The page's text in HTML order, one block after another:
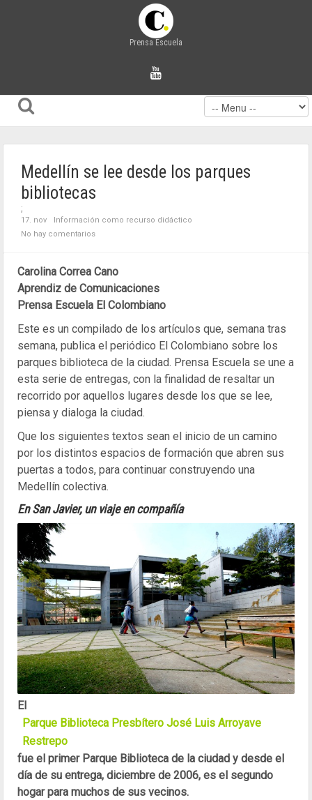
Prensa Escuela
Medellín se lee desde los parques
bibliotecas
;
17. nov
Información como recurso didáctico
No hay comentarios
Carolina Correa Cano
Aprendiz de Comunicaciones
Prensa Escuela El Colombiano
Este es un compilado de los artículos que, semana tras
semana, publica el periódico El Colombiano sobre los
parques biblioteca de la ciudad. Prensa Escuela se une a
esta serie de entregas, con la finalidad de resaltar un
recorrido por aquellos lugares desde los que se lee,
piensa y dialoga la ciudad.
Que los siguientes textos sean el inicio de un camino
por los distintos espacios de formación que abren sus
puertas a todos, para continuar construyendo una
Medellín colectiva.
En San Javier, un viaje en compañía
El
Parque Biblioteca Presbítero José Luis Arroyave
Restrepo
fue el primer Parque Biblioteca de la ciudad y desde el
día de su entrega, diciembre de 2006, es el segundo
hogar para muchos de sus vecinos.